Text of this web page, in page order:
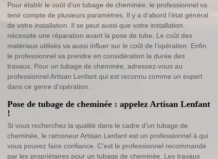
Pour établir le coût d’un tubage de cheminée, le professionnel va
tenir compte de plusieurs paramètres. Il y a d’abord l’état général
de votre installation. Il se peut aussi que votre installation
nécessite une réparation avant la pose de tube. Le coût des
matériaux utilisés va aussi influer sur le coût de l’opération. Enfin
le professionnel va prendre en considération la durée des
travaux. Pour un tubage de cheminée, adressez-vous au
professionnel Artisan Lenfant qui est reconnu comme un expert
dans ce genre d’opération.
Pose de tubage de cheminée : appelez Artisan Lenfant
!
Si vous recherchez la qualité dans le cadre d’un tubage de
cheminée, le ramoneur Artisan Lenfant est un professionnel à qui
vous pouvez faire confiance. C’est le professionnel recommandé
par les propriétaires pour un tubage de cheminée. Les travaux